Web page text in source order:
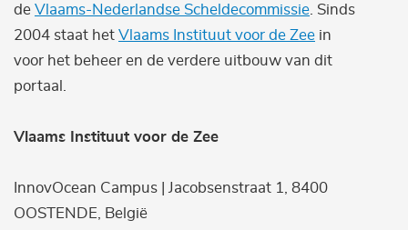
de Vlaams-Nederlandse Scheldecommissie . Sinds
2004 staat het Vlaams Instituut voor de Zee in
voor het beheer en de verdere uitbouw van dit
portaal.
Vlaams Instituut voor de Zee
InnovOcean Campus | Jacobsenstraat 1, 8400
OOSTENDE, België